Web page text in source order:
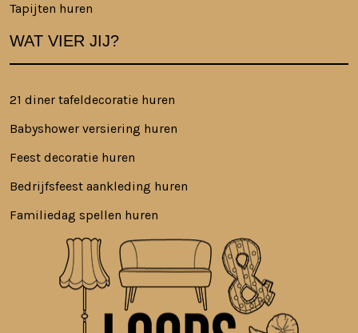
Tapijten huren
WAT VIER JIJ?
21 diner tafeldecoratie huren
Babyshower versiering huren
Feest decoratie huren
Bedrijfsfeest aankleding huren
Familiedag spellen huren